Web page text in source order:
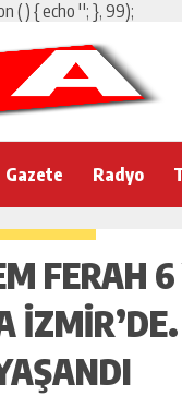
() { echo ''; }, 99);
Gazete Radyo
FERAH